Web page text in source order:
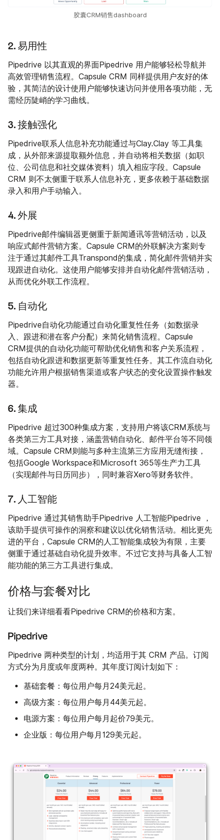
胶囊CRM销售dashboard
2. 易用性
Pipedrive 以其直观的界面Pipedrive 用户能够轻松导航并
高效管理销售流程。Capsule CRM 同样提供用户友好的体
验，其简洁的设计使用户能够快速访问并使用各项功能，无
需经历陡峭的学习曲线。
3. 接触强化
Pipedrive联系人信息补充功能通过与Clay.Clay 等工具集
成，从外部来源提取额外信息，并自动将相关数据（如职
位、公司信息和社交媒体资料）填入相应字段。Capsule
CRM 则不太侧重于联系人信息补充，更多依赖于基础数据
录入和用户手动输入。
4. 外展
Pipedrive邮件编辑器更侧重于新闻通讯等营销活动，以及
响应式邮件营销方案。Capsule CRM的外联解决方案则专
注于通过其邮件工具Transpond的集成，简化邮件营销并实
现跟进自动化。这使用户能够安排并自动化邮件营销活动，
从而优化外联工作流程。
5. 自动化
Pipedrive自动化功能通过自动化重复性任务（如数据录
入、跟进和潜在客户分配）来简化销售流程。Capsule
CRM提供的自动化功能可帮助优化销售和客户关系流程，
包括自动化跟进和数据更新等重复性任务。其工作流自动化
功能允许用户根据销售渠道或客户状态的变化设置操作触发
器。
6. 集成
Pipedrive 超过300种集成方案，支持用户将该CRM系统与
各类第三方工具对接，涵盖营销自动化、邮件平台等不同领
域。Capsule CRM则能与多种主流第三方应用无缝衔接，
包括Google Workspace和Microsoft 365等生产力工具
（实现邮件与日历同步），同时兼容Xero等财务软件。
7. 人工智能
Pipedrive 通过其销售助手Pipedrive 人工智能Pipedrive ，
该助手提供可操作的洞察和建议以优化销售活动。相比更先
进的平台，Capsule CRM的人工智能集成较为有限，主要
侧重于通过基础自动化提升效率。不过它支持与具备人工智
能功能的第三方工具进行集成。
价格与套餐对比
让我们来详细看看Pipedrive CRM的价格和方案。
Pipedrive
Pipedrive 两种类型的计划，均适用于其 CRM 产品。订阅
方式分为月度或年度两种。其年度订阅计划如下：
基础套餐 ：每位用户每月24美元起。
高级方案 ：每位用户每月44美元起。
电源方案 ：每位用户每月起价79美元。
企业版 ：每位用户每月129美元起。